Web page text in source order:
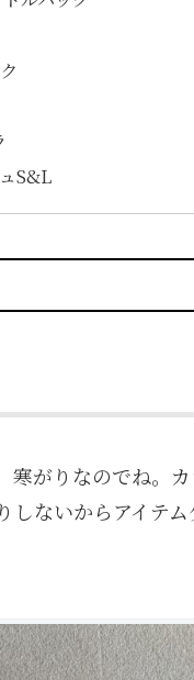
S&L
寒がりなのでね。
ないからアイテ